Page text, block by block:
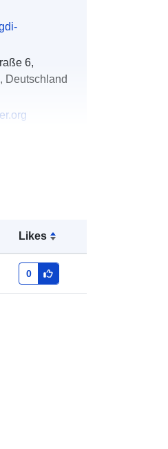
Likes
0
6,
Deutschland